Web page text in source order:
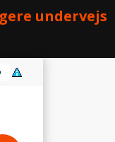
undervejs